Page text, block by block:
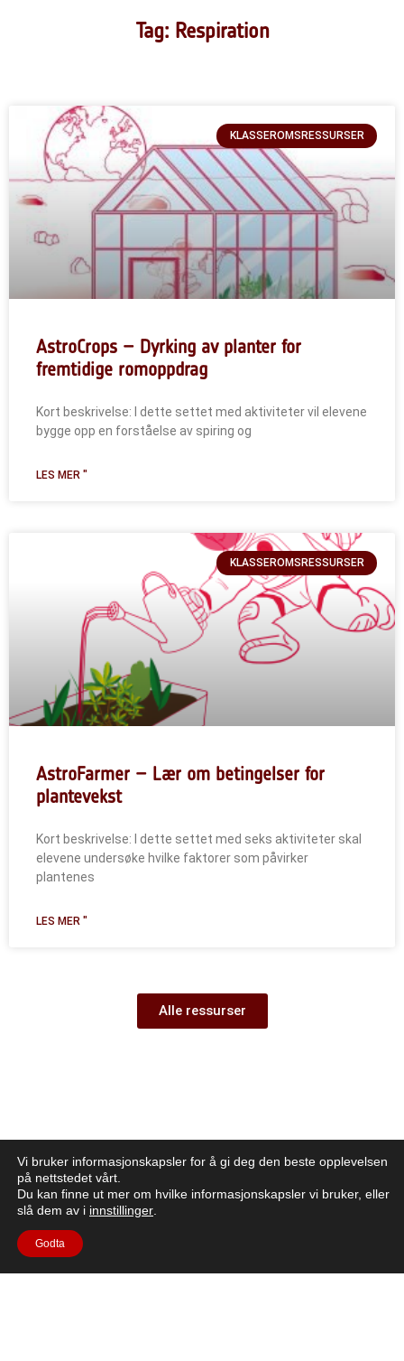
Tag: Respiration
KLASSEROMSRESSURSER
AstroCrops – Dyrking av planter for
fremtidige romoppdrag
Kort beskrivelse: I dette settet med aktiviteter vil elevene
bygge opp en forståelse av spiring og
LES MER "
KLASSEROMSRESSURSER
AstroFarmer – Lær om betingelser for
plantevekst
Kort beskrivelse: I dette settet med seks aktiviteter skal
elevene undersøke hvilke faktorer som påvirker
plantenes
LES MER "
Alle ressurser
Vi bruker informasjonskapsler for å gi deg den beste opplevelsen
på nettstedet vårt.
Du kan finne ut mer om hvilke informasjonskapsler vi bruker, eller
slå dem av i innstillinger
Godta